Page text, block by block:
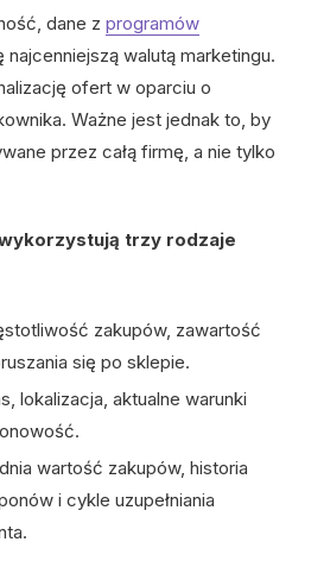
dane z programów
najcenniejszą walutą marketingu.
ofert w oparciu o
Ważne jest jednak to, by
przez całą firmę, a nie tylko
trzy rodzaje
zakupów, zawartość
się po sklepie.
lokalizacja, aktualne warunki
wartość zakupów, historia
i cykle uzupełniania